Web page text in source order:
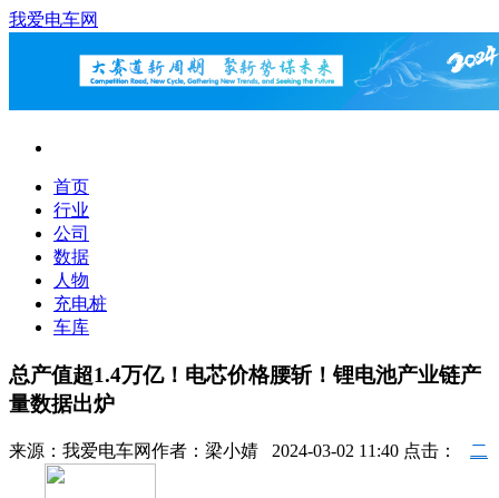
我爱电车网
首页
行业
公司
数据
人物
充电桩
车库
总产值超1.4万亿！电芯价格腰斩！锂电池产业链产
量数据出炉
来源： 我爱电车网作者： 梁小婧 2024-03-02 11:40 点击： 二